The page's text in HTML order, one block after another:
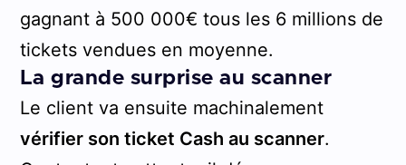
gagnant à 500 000€ tous les 6 millions de
tickets vendues en moyenne.
La grande surprise au scanner
Le client va ensuite machinalement
vérifier son ticket Cash au scanner.